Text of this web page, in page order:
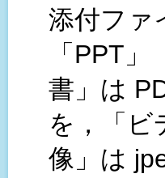
添付ファ
「PPT
書」は
を，「ビ
像」は